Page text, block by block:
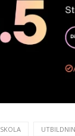
SKOLA